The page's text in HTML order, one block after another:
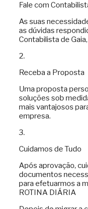
Fale com
As suas
as dúvidas
Contabilista de
2.
Receba a Proposta
Uma proposta
soluções sob
mais vantajosos
empresa.
3.
Cuidamos de Tudo
Após aprovação,
documentos
para efetuarmos a
ROTINA DIÁRIA